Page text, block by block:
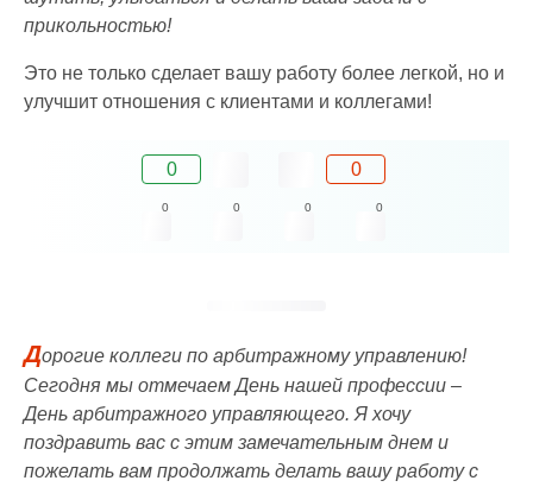
прикольностью!
Это не только сделает вашу работу более легкой, но и
улучшит отношения с клиентами и коллегами!
0 0
0 0 0 0
Дорогие коллеги по арбитражному управлению!
Сегодня мы отмечаем День нашей профессии –
День арбитражного управляющего. Я хочу
поздравить вас с этим замечательным днем и
пожелать вам продолжать делать вашу работу с